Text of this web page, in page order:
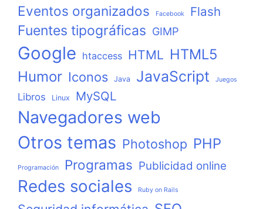
Eventos organizados Facebook Flash
Fuentes tipográficas GIMP
Google htaccess HTML HTML5
Humor Iconos Java JavaScript Juegos
Libros Linux MySQL
Navegadores web
Otros temas Photoshop PHP
Programación Programas Publicidad online
Redes sociales Ruby on Rails